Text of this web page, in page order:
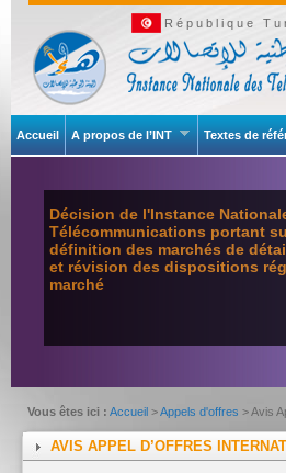
République
Accueil A propos de l’INT Textes de
Décision de l'Instance
Télécommunications portant
définition des marchés de
et révision des dispositions
marché
Vous êtes ici : Accueil >Appels d'offres > Avis
AVIS APPEL D’OFFRES